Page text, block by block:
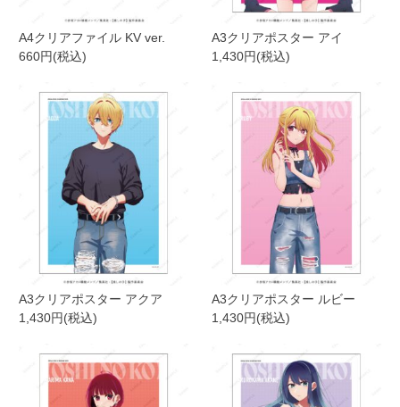
A4クリアファイル KV ver.
660円(税込)
A3クリアポスター アイ
1,430円(税込)
A3クリアポスター アクア
1,430円(税込)
A3クリアポスター ルビー
1,430円(税込)